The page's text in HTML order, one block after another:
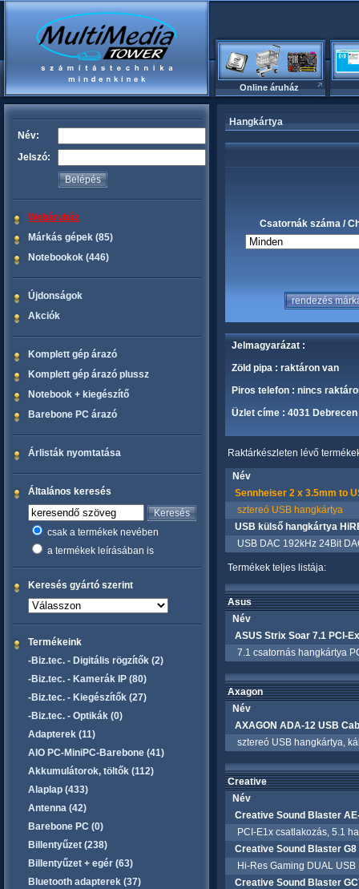
Online áruház
Név:
Jelszó:
Webáruház
Márkás gépek (85)
Notebookok (446)
Újdonságok
Akciók
Komplett gép árazó
Komplett gép árazó plussz
Notebook + kiegészítő
Barebone PC árazó
Árlisták nyomtatása
Általános keresés
csak a termékek nevében
a termékek leírásában is
Keresés gyártó szerint
Termékeink
-Biz.tec. - Digitális rögzítők (2)
-Biz.tec. - Kamerák IP (80)
-Biz.tec. - Kiegészítők (27)
-Biz.tec. - Optikák (0)
Adapterek (11)
AIO PC-MiniPC-Barebone (41)
Akkumulátorok, töltők (112)
Alaplap (433)
Antenna (42)
Barebone PC (0)
Billentyűzet (238)
Billentyűzet + egér (63)
Bluetooth adapterek (37)
Hangkártya
Csatornák száma /
Jelmagyarázat :
Zöld pipa : raktáron van
Piros telefon : nincs
Üzlet címe : 4031
Raktárkészleten lévő
Név
Sennheiser 2 x 3.5mm to
sztereó USB hangkártya
USB külső hangkártya
USB DAC 192kHz 24Bit
Termékek teljes listája:
Asus
Név
ASUS Strix Soar 7.1 PCI-
7.1 csatornás hangkártya
Axagon
Név
AXAGON ADA-12 USB
sztereó USB hangkártya,
Creative
Név
Creative Sound Blaster
PCI-E1x csatlakozás, 5.1
Creative Sound Blaster
Hi-Res Gaming DUAL USB
Creative Sound Blaster